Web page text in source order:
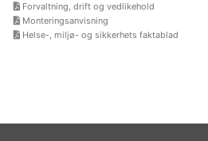
Forvaltning, drift og vedlikehold
Monteringsanvisning
Helse-, miljø- og sikkerhets faktablad